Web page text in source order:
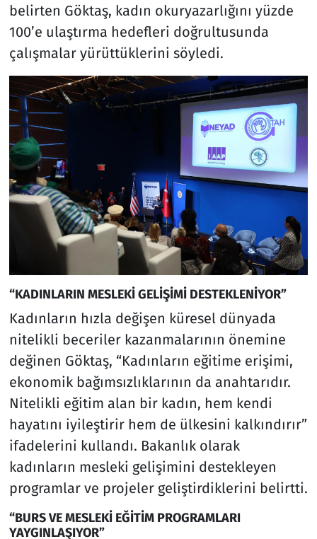
belirten Göktaş, kadın okuryazarlığını yüzde
100’e ulaştırma hedefleri doğrultusunda
çalışmalar yürüttüklerini söyledi.
“KADINLARIN MESLEKİ GELİŞİMİ DESTEKLENİYOR”
Kadınların hızla değişen küresel dünyada
nitelikli beceriler kazanmalarının önemine
değinen Göktaş, “Kadınların eğitime erişimi,
ekonomik bağımsızlıklarının da anahtarıdır.
Nitelikli eğitim alan bir kadın, hem kendi
hayatını iyileştirir hem de ülkesini kalkındırır”
ifadelerini kullandı. Bakanlık olarak
kadınların mesleki gelişimini destekleyen
programlar ve projeler geliştirdiklerini belirtti.
“BURS VE MESLEKİ EĞİTİM PROGRAMLARI
YAYGINLAŞIYOR”